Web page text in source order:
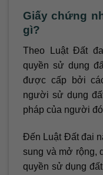
Giấy chứng
gì?
Theo Luật Đất
quyền sử dụng
được cấp bởi
người sử dụng
pháp của người
Đến Luật Đất đai
sung và mở rộng,
quyền sử dụng